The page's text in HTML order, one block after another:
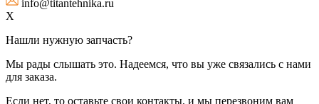
info@titantehnika.ru
X
Нашли нужную запчасть?
Мы рады слышать это. Надеемся, что вы уже связались с нами
для заказа.
Если нет, то оставьте свои контакты, и мы перезвоним вам